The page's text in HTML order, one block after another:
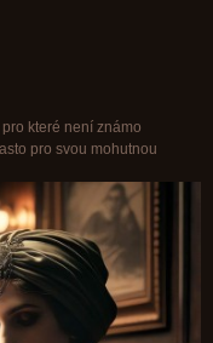
které není známo
pro svou mohutnou